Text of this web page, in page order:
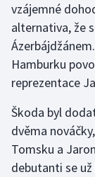
Golf
Gymnastika
Házená
Jezdectví
Judo
vzájemné
alternativa, že
Hamburku
reprezentace
Škoda byl
dvěma
Tomsku a
debutanti se